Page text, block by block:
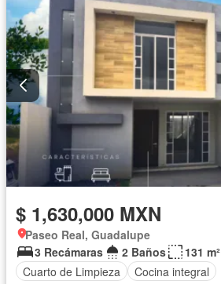
$ 1,630,000 MXN
Paseo Real, Guadalupe
3 Recámaras
2 Baños
131 m²
Cuarto de Limpieza
Cocina integral